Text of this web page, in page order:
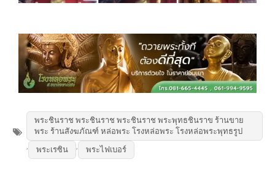
พระชินราช พระชินราช พระชินราช พระพุทธชินราข ร้านขาย
พระ ร้านสังฆภัณฑ์ หล่อพระ โรงหล่อพระ โรงหล่อพระพุทธรูป
พระเรซิน พระไฟเบอร์